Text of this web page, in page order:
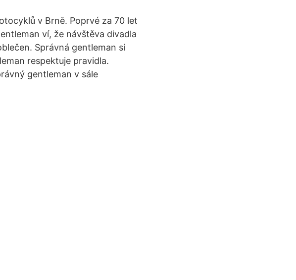
v Brně. Poprvé za 70 let
ví, že návštěva divadla
Správná gentleman si
respektuje pravidla.
gentleman v sále